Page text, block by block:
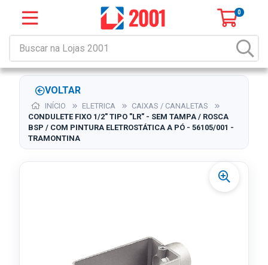
0
VOLTAR
INÍCIO ELETRICA
CAIXAS / CANALETAS
CONDULETE FIXO 1/2" TIPO "LR" - SEM TAMPA / ROSCA
BSP / COM PINTURA ELETROSTÁTICA A PÓ - 56105/001 -
TRAMONTINA